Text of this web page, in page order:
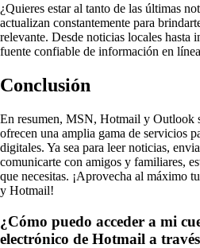
¿Quieres estar al tanto de las últimas
actualizan constantemente para
relevante. Desde noticias locales hasta
fuente confiable de información en
Conclusión
En resumen, MSN, Hotmail y Outlook
ofrecen una amplia gama de servicios
digitales. Ya sea para leer noticias,
comunicarte con amigos y familiares,
que necesitas. ¡Aprovecha al máximo
y Hotmail!
¿Cómo puedo acceder a mi
electrónico de Hotmail a